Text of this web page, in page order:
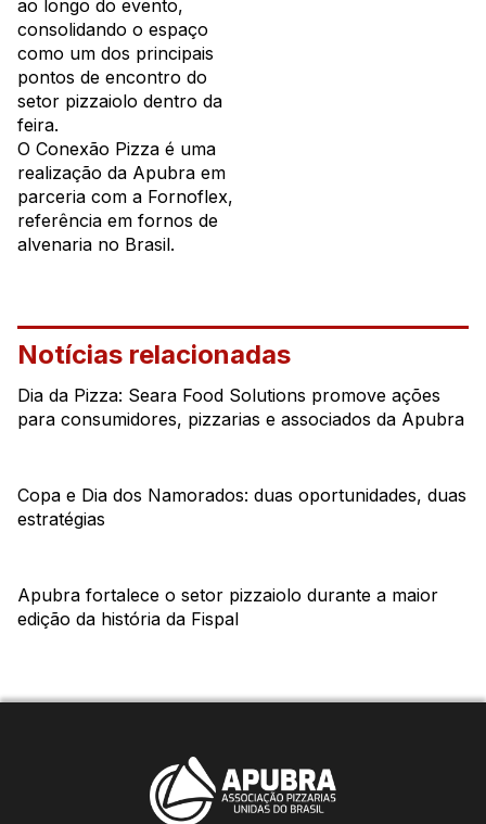
ao longo do evento,
consolidando o espaço
como um dos principais
pontos de encontro do
setor pizzaiolo dentro da
feira.
O Conexão Pizza é uma
realização da Apubra em
parceria com a Fornoflex,
referência em fornos de
alvenaria no Brasil.
Notícias relacionadas
Dia da Pizza: Seara Food Solutions promove ações
para consumidores, pizzarias e associados da Apubra
Copa e Dia dos Namorados: duas oportunidades, duas
estratégias
Apubra fortalece o setor pizzaiolo durante a maior
edição da história da Fispal